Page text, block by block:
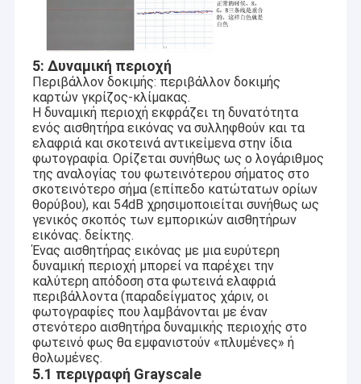
5: Δυναμική περιοχή
Περιβάλλον δοκιμής: περιβάλλον δοκιμής
καρτών γκρίζος-κλίμακας.
Η δυναμική περιοχή εκφράζει τη δυνατότητα
ενός αισθητήρα εικόνας να συλληφθούν και τα
ελαφριά και σκοτεινά αντικείμενα στην ίδια
φωτογραφία. Ορίζεται συνήθως ως ο λογάριθμος
της αναλογίας του φωτεινότερου σήματος στο
σκοτεινότερο σήμα (επίπεδο κατώτατων ορίων
θορύβου), και 54dB χρησιμοποιείται συνήθως ως
γενικός σκοπός των εμπορικών αισθητήρων
εικόνας. δείκτης.
Ένας αισθητήρας εικόνας με μια ευρύτερη
δυναμική περιοχή μπορεί να παρέχει την
καλύτερη απόδοση στα φωτεινά ελαφριά
περιβάλλοντα (παραδείγματος χάριν, οι
φωτογραφίες που λαμβάνονται με έναν
στενότερο αισθητήρα δυναμικής περιοχής στο
φωτεινό φως θα εμφανιστούν «πλυμένες» ή
θολωμένες.
5.1 περιγραφή Grayscale